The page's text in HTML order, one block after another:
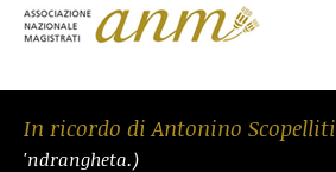
In ricordo di Antonino Scopelliti
'ndrangheta.)